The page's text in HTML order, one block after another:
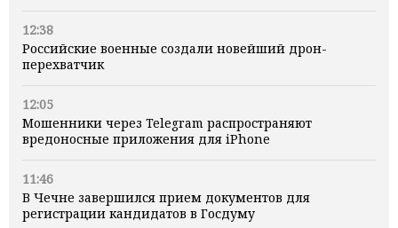
12:38
Российские военные создали новейший дрон-
перехватчик
12:05
Мошенники через Telegram распространяют
вредоносные приложения для iPhone
11:46
В Чечне завершился прием документов для
регистрации кандидатов в Госдуму